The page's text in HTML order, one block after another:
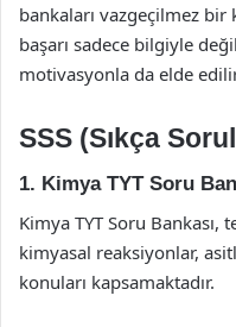
bankaları vazgeçilmez bir
başarı sadece bilgiyle
motivasyonla da elde
SSS (Sıkça
1. Kimya TYT Soru
Kimya TYT Soru
kimyasal reaksiyonlar,
konuları kapsamaktadır.